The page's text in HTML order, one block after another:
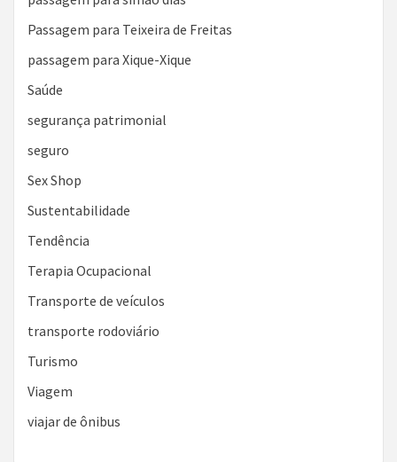
Passagem para Teixeira de Freitas
passagem para Xique-Xique
Saúde
segurança patrimonial
seguro
Sex Shop
Sustentabilidade
Tendência
Terapia Ocupacional
Transporte de veículos
transporte rodoviário
Turismo
Viagem
viajar de ônibus